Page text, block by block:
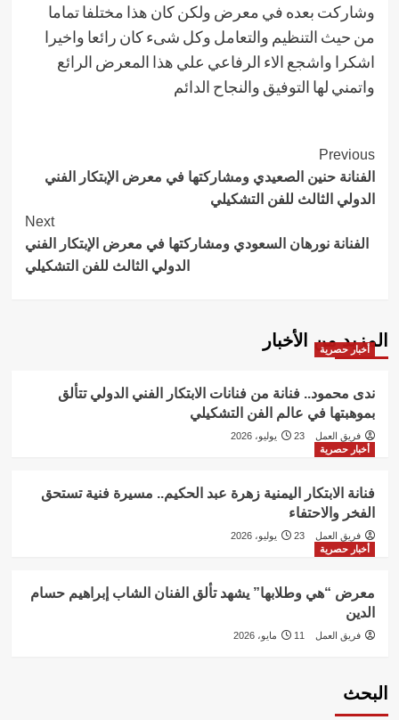
وشاركت بعده في معرض ولكن كان هذا مختلفا تماما
من حيث التنظيم والتعامل وكل شىء كان رائعا واخيرا
اشكرا واشجع الاء الرفاعي علي هذا المعرض الرائع
واتمني لها التوفيق والنجاح الدائم
Post
Navigation
Previous
الفنانة حنين الصعيدي ومشاركتها في معرض الإبتكار الفني
الدولي الثالث للفن التشكيلي
Next
الفنانة نورهان السعودي ومشاركتها في معرض الإبتكار الفني
الدولي الثالث للفن التشكيلي
المزيد من الأخبار
أخبار حصرية
ندى محمود.. فنانة من فنانات الابتكار الفني الدولي تتألق
بموهبتها في عالم الفن التشكيلي
فريق العمل
23 يوليو، 2026
أخبار حصرية
فنانة الابتكار اليمنية زهرة عبد الحكيم.. مسيرة فنية تستحق
الفخر والاحتفاء
فريق العمل
23 يوليو، 2026
أخبار حصرية
معرض “هي وطلابها” يشهد تألق الفنان الشاب إبراهيم حسام
الدين
فريق العمل 11 مايو، 2026
البحث